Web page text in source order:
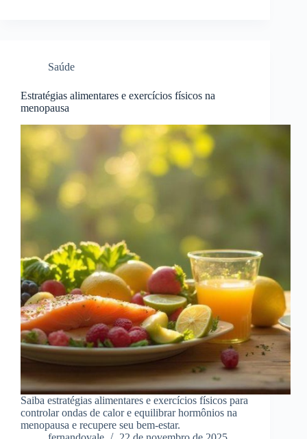
Saúde
Estratégias alimentares e exercícios físicos na
menopausa
Saiba estratégias alimentares e exercícios físicos para
controlar ondas de calor e equilibrar hormônios na
menopausa e recupere seu bem-estar.